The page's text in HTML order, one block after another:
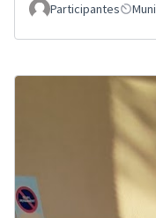
Participantes